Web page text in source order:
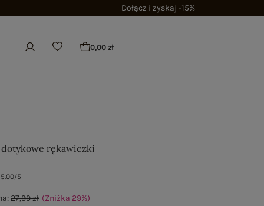
Dołącz i zyskaj -15%
0,00 zł
rękawiczki
5.00/5
27,99 zł (Zniżka 29%)